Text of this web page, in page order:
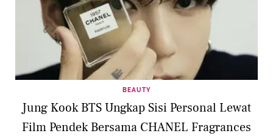
BEAUTY
Jung Kook BTS Ungkap Sisi Personal Lewat
Film Pendek Bersama CHANEL Fragrances